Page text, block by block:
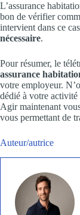
L’assurance
bon de vérifier
intervient dans ce
nécessaire.
Pour résumer, le
assurance
votre employeur.
dédié à votre
Agir maintenant
vous permettant de
Auteur/autrice